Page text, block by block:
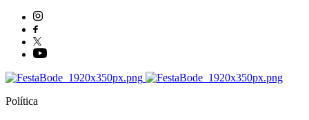
Política